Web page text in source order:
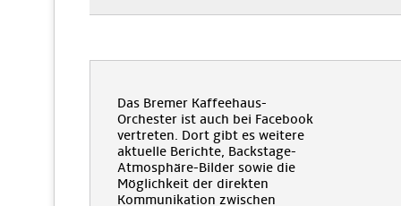
Das Bremer Kaffeehaus-
Orchester ist auch bei Facebook
vertreten. Dort gibt es weitere
aktuelle Berichte, Backstage-
Atmosphäre-Bilder sowie die
Möglichkeit der direkten
Kommunikation zwischen